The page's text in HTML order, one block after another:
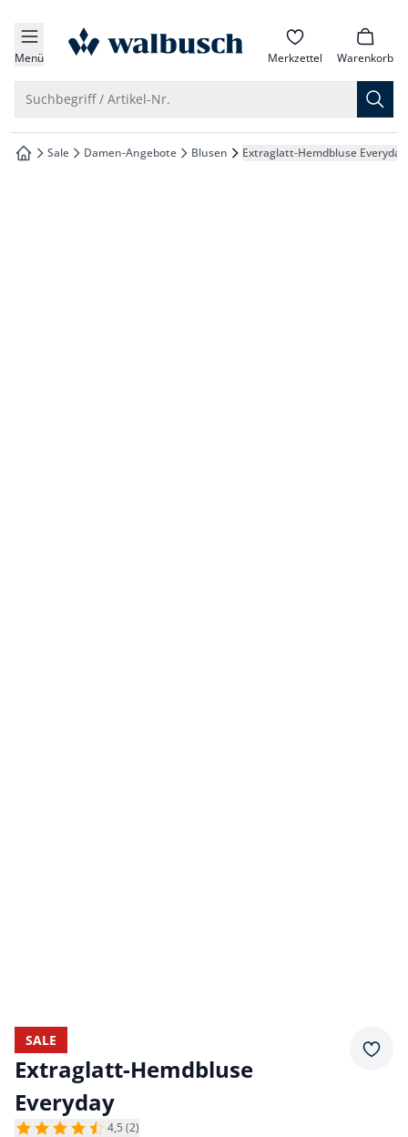
springen
springen
springen
springen
Menü zur Startseite Merkzettel Warenkorb
Suchbegriff / Artikel-Nr.
zur Startseite
Sale Damen-Angebote Blusen Extraglatt-Hemdbluse Everyday
SALE
Extraglatt-Hemdbluse
Everyday
4,5 (2)